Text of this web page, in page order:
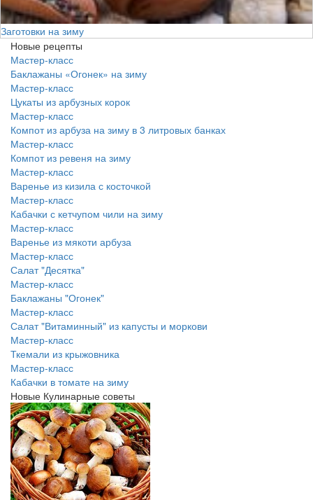
на зиму
Новые рецепты
Мастер-класс
Баклажаны «Огонек» на зиму
Мастер-класс
Цукаты из арбузных корок
Мастер-класс
Компот из арбуза на зиму в 3 литровых банках
Мастер-класс
Компот из ревеня на зиму
Мастер-класс
Варенье из кизила с косточкой
Мастер-класс
Кабачки с кетчупом чили на зиму
Мастер-класс
Варенье из мякоти арбуза
Мастер-класс
Салат "Десятка"
Мастер-класс
Баклажаны "Огонек"
Мастер-класс
Салат "Витаминный" из капусты и моркови
Мастер-класс
Ткемали из крыжовника
Мастер-класс
Кабачки в томате на зиму
Новые Кулинарные советы